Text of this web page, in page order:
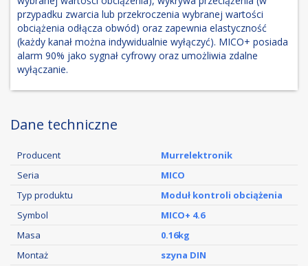
przypadku zwarcia lub przekroczenia wybranej wartości
obciążenia odłącza obwód) oraz zapewnia elastyczność
(każdy kanał można indywidualnie wyłączyć). MICO+ posiada
alarm 90% jako sygnał cyfrowy oraz umożliwia zdalne
wyłączanie.
Dane techniczne
Producent
Murrelektronik
Seria
MICO
Typ produktu
Moduł kontroli obciążenia
Symbol
MICO+ 4.6
Masa
0.16kg
Montaż
szyna DIN